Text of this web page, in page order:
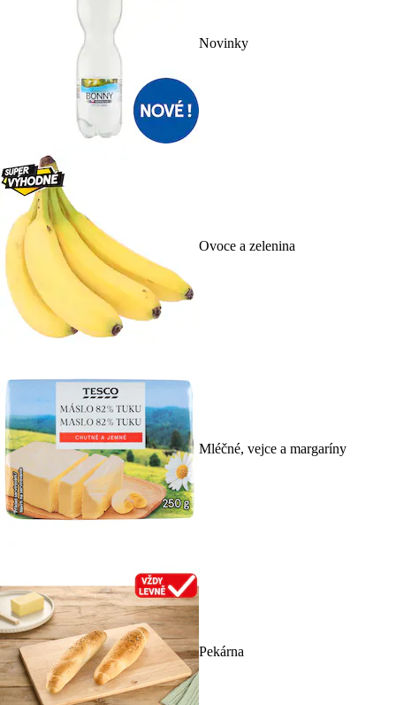
Novinky
Ovoce a zelenina
Mléčné, vejce a margaríny
Pekárna